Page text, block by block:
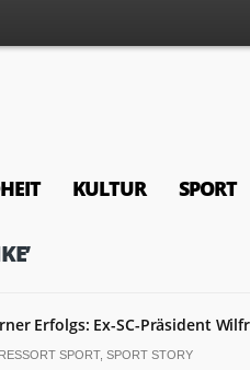
KULTUR SPORT
Erfolgs: Ex-SC-Präsident
RESSORT SPORT, SPORT STORY